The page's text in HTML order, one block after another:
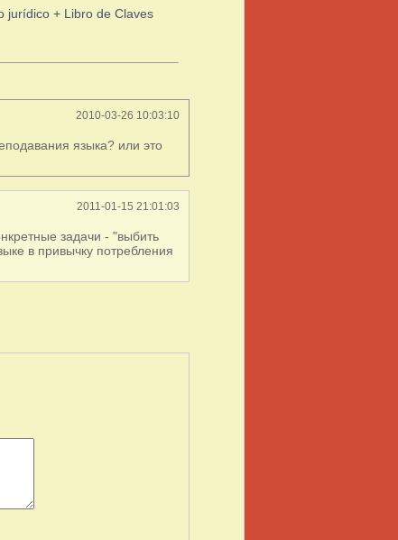
jurídico + Libro de Claves
2010-03-26 10:03:10
языка? или это
2011-01-15 21:01:03
задачи - "выбить
в привычку потребления